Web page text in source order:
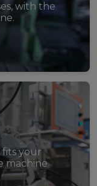
with the
your
machine